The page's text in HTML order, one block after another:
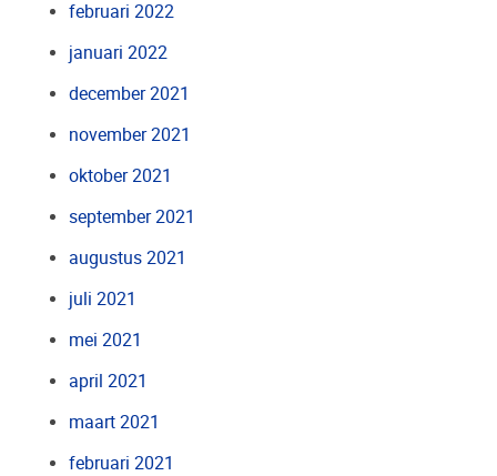
februari 2022
januari 2022
december 2021
november 2021
oktober 2021
september 2021
augustus 2021
juli 2021
mei 2021
april 2021
maart 2021
februari 2021